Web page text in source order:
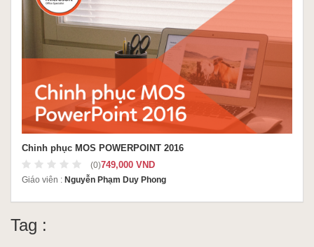
Chinh phục MOS POWERPOINT 2016
(0)749,000 VND
Giáo viên : Nguyễn Phạm Duy Phong
Tag :